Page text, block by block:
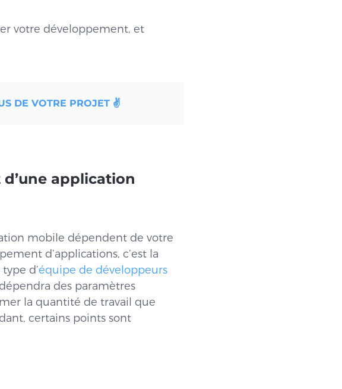
votre développement, et
DE VOTRE PROJET ✌️
application
mobile dépendent de votre
d’applications, c’est la
d’équipe de développeurs
des paramètres
la quantité de travail que
certains points sont